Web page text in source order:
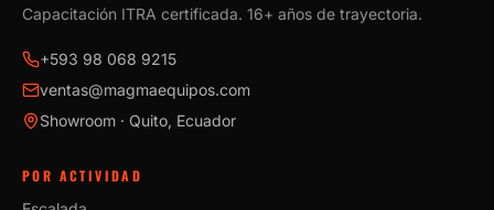
Capacitación ITRA certificada. 16+ años de trayectoria.
+593 98 068 9215
ventas@magmaequipos.com
Showroom · Quito, Ecuador
POR ACTIVIDAD